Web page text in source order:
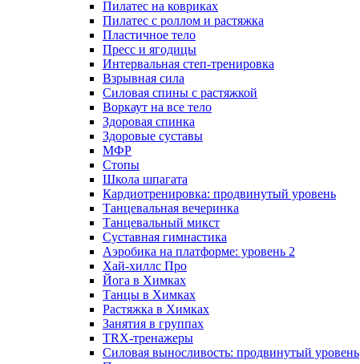
Пилатес на ковриках
Пилатес с роллом и растяжка
Пластичное тело
Пресс и ягодицы
Интервальная степ-тренировка
Взрывная сила
Силовая спины с растяжкой
Воркаут на все тело
Здоровая спинка
Здоровые суставы
МФР
Стопы
Школа шпагата
Кардиотренировка: продвинутый уровень
Танцевальная вечеринка
Танцевальный микст
Суставная гимнастика
Аэробика на платформе: уровень 2
Хай-хиллс Про
Йога в Химках
Танцы в Химках
Растяжка в Химках
Занятия в группах
TRX-тренажеры
Силовая выносливость: продвинутый уровень